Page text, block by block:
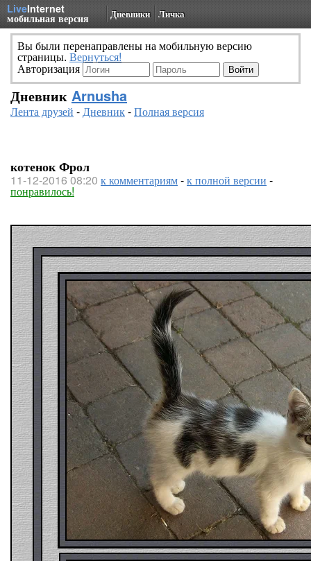
LiveInternet
мобильная версия Дневники Личка
Вы были перенаправлены на мобильную версию
страницы. Вернуться!
Авторизация
Дневник Arnusha
Лента друзей -Дневник-Полная версия
котенок Фрол
11-12-2016 08:20 к комментариям-к полной версии -
понравилось!